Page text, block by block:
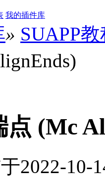
我的插件库
» SUAPP
点 (Mc
2022-10-